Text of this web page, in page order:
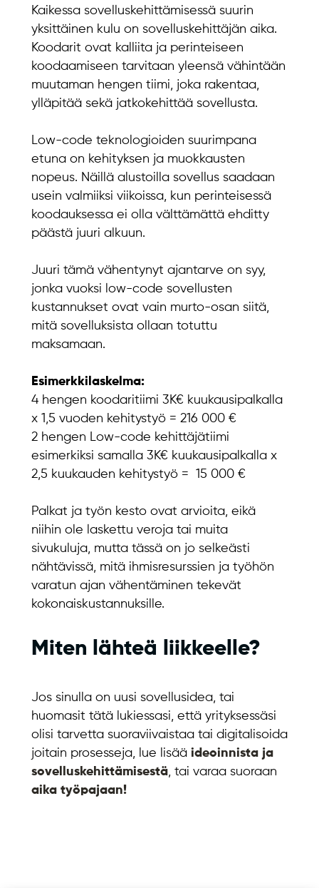
Kaikessa sovelluskehittämisessä suurin
yksittäinen kulu on sovelluskehittäjän aika.
Koodarit ovat kalliita ja perinteiseen
koodaamiseen tarvitaan yleensä vähintään
muutaman hengen tiimi, joka rakentaa,
ylläpitää sekä jatkokehittää sovellusta.
Low-code teknologioiden suurimpana
etuna on kehityksen ja muokkausten
nopeus. Näillä alustoilla sovellus saadaan
usein valmiiksi viikoissa, kun perinteisessä
koodauksessa ei olla välttämättä ehditty
päästä juuri alkuun.
Juuri tämä vähentynyt ajantarve on syy,
jonka vuoksi low-code sovellusten
kustannukset ovat vain murto-osan siitä,
mitä sovelluksista ollaan totuttu
maksamaan.
Esimerkkilaskelma:
4 hengen koodaritiimi 3K€ kuukausipalkalla
x 1,5 vuoden kehitystyö = 216 000 €
2 hengen Low-code kehittäjätiimi
esimerkiksi samalla 3K€ kuukausipalkalla x
2,5 kuukauden kehitystyö = 15 000 €
Palkat ja työn kesto ovat arvioita, eikä
niihin ole laskettu veroja tai muita
sivukuluja, mutta tässä on jo selkeästi
nähtävissä, mitä ihmisresurssien ja työhön
varatun ajan vähentäminen tekevät
kokonaiskustannuksille.
Miten lähteä liikkeelle?
Jos sinulla on uusi sovellusidea, tai
huomasit tätä lukiessasi, että yrityksessäsi
olisi tarvetta suoraviivaistaa tai digitalisoida
joitain prosesseja, lue lisää ideoinnista ja
sovelluskehittämisestä, tai varaa suoraan
aika työpajaan!